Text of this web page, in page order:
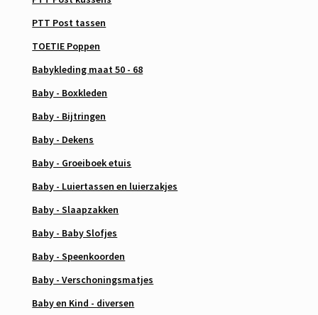
PTT Post tassen
TOETIE Poppen
Babykleding maat 50 - 68
Baby - Boxkleden
Baby - Bijtringen
Baby - Dekens
Baby - Groeiboek etuis
Baby - Luiertassen en luierzakjes
Baby - Slaapzakken
Baby - Baby Slofjes
Baby - Speenkoorden
Baby - Verschoningsmatjes
Baby en Kind - diversen